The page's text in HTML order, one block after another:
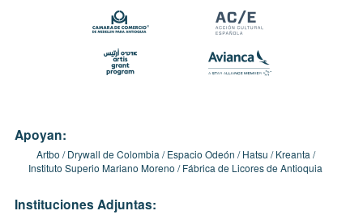
Apoyan:
Artbo Drywall de Colombia Espacio Odeón Hatsu
Kreanta
Instituto Superio Mariano Moreno
Fábrica de Licores de Antioquia
Instituciones Adjuntas: